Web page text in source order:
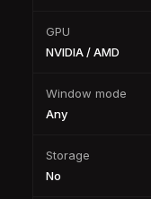
GPU
NVIDIA / AMD
Window mode
Any
Storage
No